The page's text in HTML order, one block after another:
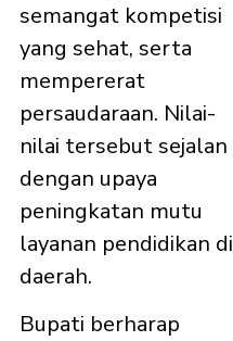
semangat kompetisi
yang sehat, serta
mempererat
persaudaraan. Nilai-
nilai tersebut sejalan
dengan upaya
peningkatan mutu
layanan pendidikan di
daerah.
Bupati berharap